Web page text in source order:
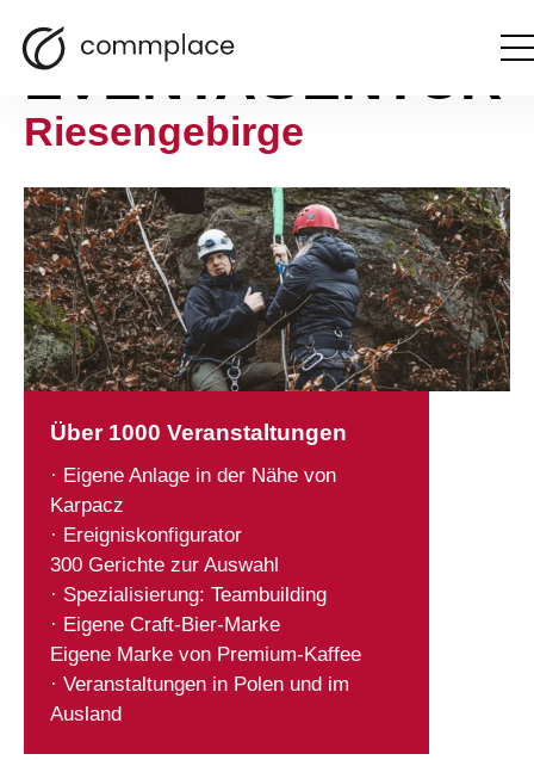
EVENTAGENTUR
Riesengebirge
Über 1000 Veranstaltungen
· Eigene Anlage in der Nähe von
Karpacz
· Ereigniskonfigurator
300 Gerichte zur Auswahl
· Spezialisierung: Teambuilding
· Eigene Craft-Bier-Marke
Eigene Marke von Premium-Kaffee
· Veranstaltungen in Polen und im
Ausland